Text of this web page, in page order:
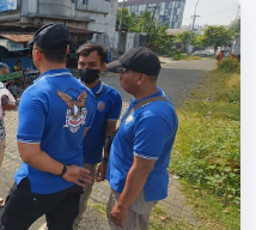
ditujukan kepada seluruh
tersebut menjadi
Semar